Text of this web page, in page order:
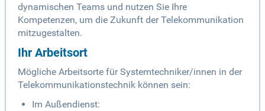
dynamischen Teams und nutzen Sie Ihre
Kompetenzen, um die Zukunft der Telekommunikation
mitzugestalten.
Ihr Arbeitsort
Mögliche Arbeitsorte für Systemtechniker/innen in der
Telekommunikationstechnik können sein:
Im Außendienst: